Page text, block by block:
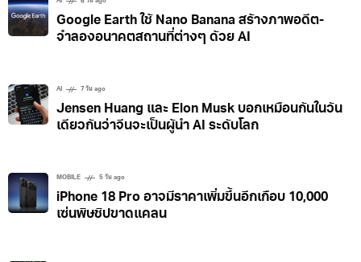
Google Earth ใช้ Nano Banana สร้างภาพอดีต-
จำลองอนาคตสถานที่ต่างๆ ด้วย AI
AI 7 วัน ago
Jensen Huang และ Elon Musk บอกเหมือนกันในวัน
เดียวกันว่าจีนจะเป็นผู้นำ AI ระดับโลก
MOBILE 5 วัน ago
iPhone 18 Pro อาจมีราคาเพิ่มขึ้นอีกเกือบ 10,000
เซ่นพิษชิปขาดแคลน